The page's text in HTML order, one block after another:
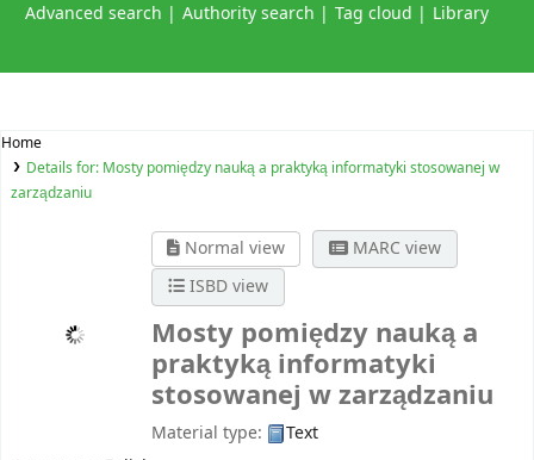
Advanced search Authority search Tag cloud Library
Home
Details for: Mosty pomiędzy nauką a praktyką informatyki stosowanej w
zarządzaniu
Normal view
MARC view
ISBD view
Mosty pomiędzy nauką a
praktyką informatyki
stosowanej w zarządzaniu
Material type:
Text